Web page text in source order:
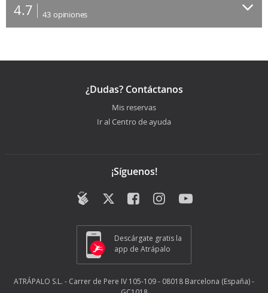
4.7 43 opiniones
¿Dudas? Contáctanos
Mis reservas
Ir al Centro de ayuda
¡Síguenos!
Descárgate gratis la
app de Atrápalo
ATRÁPALO S.L. - Carrer de Pere IV 105-109 - 08018 Barcelona (España) -